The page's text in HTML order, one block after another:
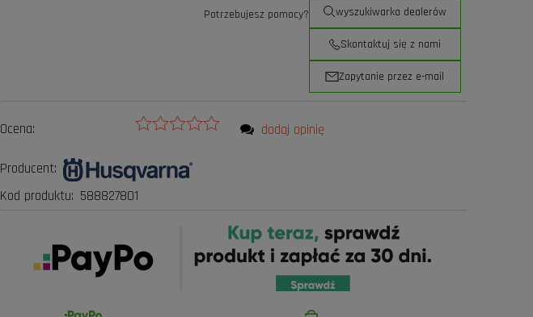
Potrzebujesz pomocy? wyszukiwarka dealerów
Skontaktuj się z nami
Zapytanie przez e-mail
Ocena:
Producent:
Kod produktu: 588827801
dodaj opinię